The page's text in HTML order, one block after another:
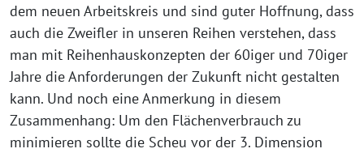
dem neuen Arbeitskreis und sind guter Hoffnung, dass
auch die Zweifler in unseren Reihen verstehen, dass
man mit Reihenhauskonzepten der 60iger und 70iger
Jahre die Anforderungen der Zukunft nicht gestalten
kann. Und noch eine Anmerkung in diesem
Zusammenhang: Um den Flächenverbrauch zu
minimieren sollte die Scheu vor der 3. Dimension